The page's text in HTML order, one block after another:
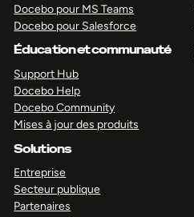
Docebo pour MS Teams
Docebo pour Salesforce
Éducation et communauté
Support Hub
Docebo Help
Docebo Community
Mises à jour des produits
Solutions
Entreprise
Secteur publique
Partenaires